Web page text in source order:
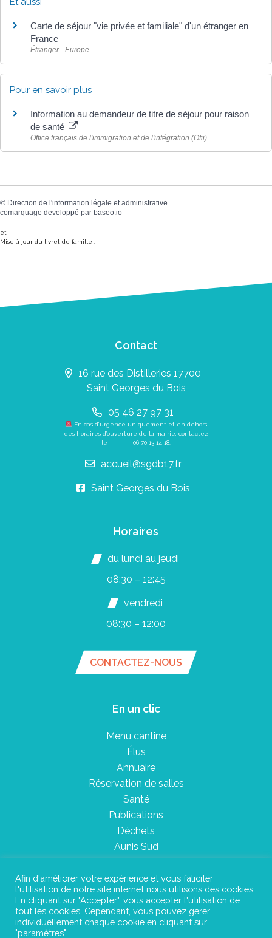
Carte de séjour "vie privée et familiale" d'un étranger en
France
Étranger - Europe
Pour en savoir plus
Information au demandeur de titre de séjour pour raison
de santé
Office français de l'immigration et de l'intégration (Ofii)
© Direction de l'information légale et administrative
comarquage developpé par baseo.io
et
Mise à jour du livret de famille :
Contact
16 rue des Distilleries 17700
Saint Georges du Bois
05 46 27 97 31
En cas d’urgence uniquement et en dehors
des horaires d’ouverture de la mairie, contactez
le 06 70 13 14 18
accueil@sgdb17.fr
Saint Georges du Bois
Horaires
du lundi au jeudi
08:30 – 12:45
vendredi
08:30 – 12:00
CONTACTEZ-NOUS
En un clic
Menu cantine
Élus
Annuaire
Réservation de salles
Santé
Publications
Déchets
Aunis Sud
Plan du site
Mentions légales
Afin d'améliorer votre expérience et vous faliciter
l'utilisation de notre site internet nous utilisons des cookies.
En cliquant sur "Accepter", vous accepter l'utilisation de
tout les cookies. Cependant, vous pouvez gérer
individuellement chaque cookie en cliquant sur
"paramètres".